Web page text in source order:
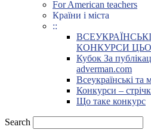
For American teachers
Країни і міста
::
КОНКУРСИ
Кубок За
adverman.com
Всеукраїнські та
Конкурси –
Що таке конкурс
Search